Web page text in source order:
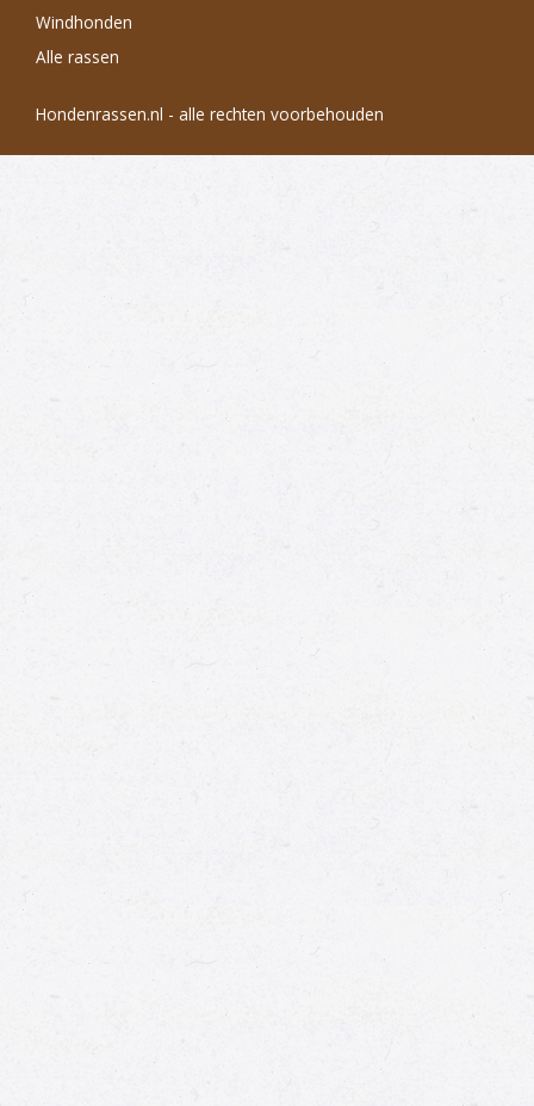
Windhonden
Alle rassen
Hondenrassen.nl - alle rechten voorbehouden